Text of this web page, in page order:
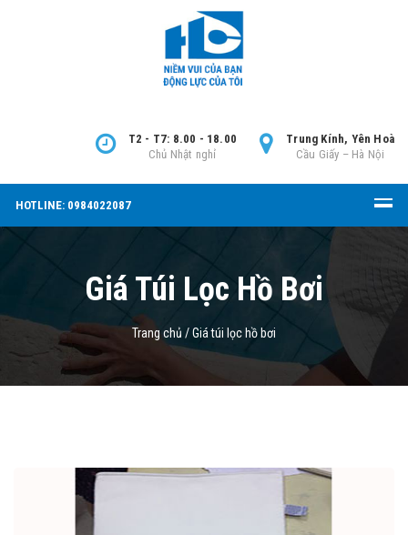
Trung Kính, Yên Hoà
Cầu Giấy – Hà Nội
T2 - T7: 8.00 - 18.00
Chủ Nhật nghỉ
HOTLINE: 0984022087
Giá Túi Lọc Hồ Bơi
Trang chủ /Giá túi lọc hồ bơi